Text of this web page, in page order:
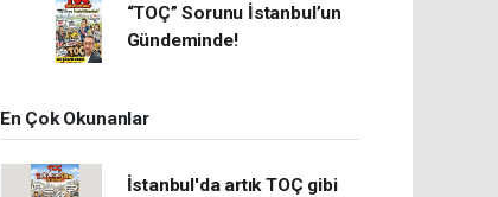
“TOÇ” Sorunu İstanbul’un
Gündeminde!
En Çok Okunanlar
İstanbul'da artık TOÇ gibi